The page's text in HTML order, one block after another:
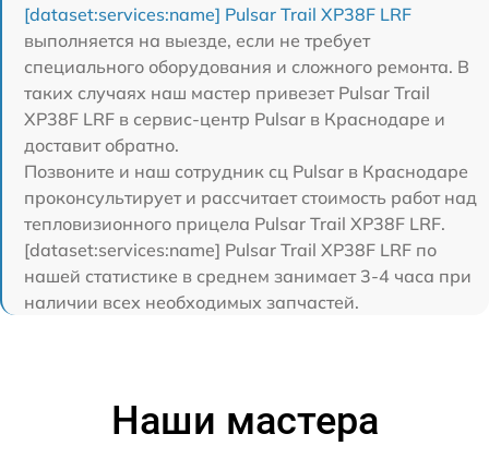
[dataset:services:name] Pulsar Trail XP38F LRF
выполняется на выезде, если не требует
специального оборудования и сложного ремонта. В
таких случаях наш мастер привезет Pulsar Trail
XP38F LRF в сервис-центр Pulsar в Краснодаре и
доставит обратно.
Позвоните и наш сотрудник сц Pulsar в Краснодаре
проконсультирует и рассчитает стоимость работ над
тепловизионного прицела Pulsar Trail XP38F LRF.
[dataset:services:name] Pulsar Trail XP38F LRF по
нашей статистике в среднем занимает 3-4 часа при
наличии всех необходимых запчастей.
Наши мастера